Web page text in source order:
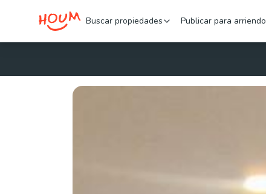
Buscar propiedades Publicar para arriendo